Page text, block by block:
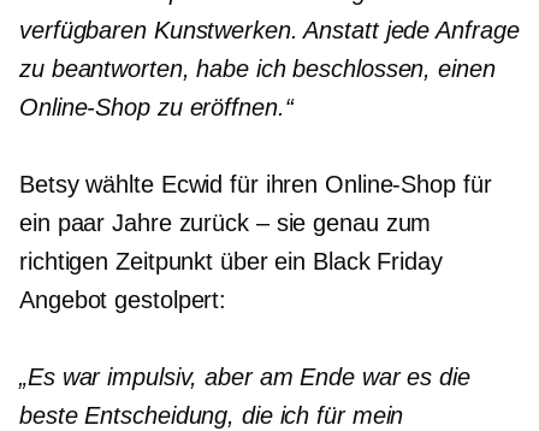
verfügbaren Kunstwerken. Anstatt jede Anfrage
zu beantworten, habe ich beschlossen, einen
Online-Shop zu eröffnen.“
Betsy wählte Ecwid für ihren Online-Shop für
ein paar Jahre zurück – sie genau zum
richtigen Zeitpunkt über ein Black Friday
Angebot gestolpert:
„Es war impulsiv, aber am Ende war es die
beste Entscheidung, die ich für mein